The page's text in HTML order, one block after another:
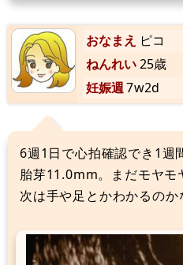
おなまえ ピコ
ねんれい25歳
妊娠週7w2d
6週1日で心拍確認でき1週
胎芽11.0mm。まだモヤモ
次は手や足とかわかるの